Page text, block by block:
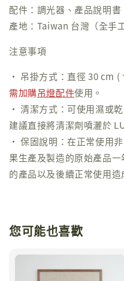
配件：調光器、產品說明書
產地：Taiwan 台灣（全手
注意事項
• 吊掛方式：直徑 30 cm (
需加購吊燈配件使用。
• 清潔方式：可使用濕或
建議直接將清潔劑噴灑於
• 保固說明：在正常使用
果生產及製造的原始產品
的產品以及後續正常使用
您可能也喜歡